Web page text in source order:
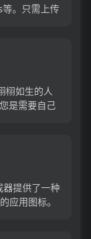
。只需上传
栩如生的人
是需要自己
提供了一种
应用图标。